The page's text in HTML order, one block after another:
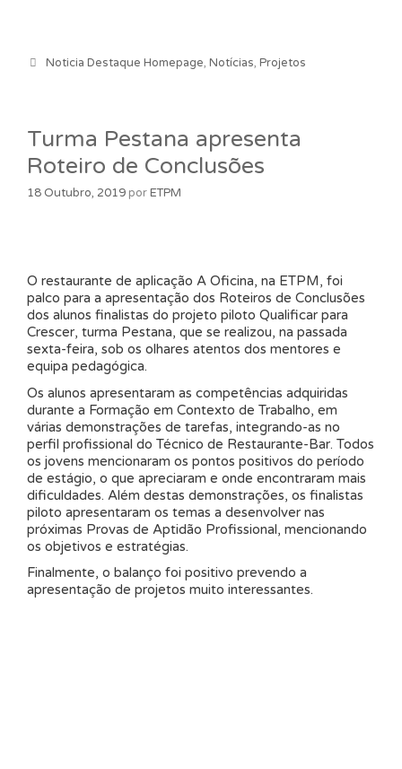
Categorias
Noticia Destaque Homepage, Notícias, Projetos
Turma Pestana apresenta
Roteiro de Conclusões
18 Outubro, 2019 porETPM
O restaurante de aplicação A Oficina, na ETPM, foi
palco para a apresentação dos Roteiros de Conclusões
dos alunos finalistas do projeto piloto Qualificar para
Crescer, turma Pestana, que se realizou, na passada
sexta-feira, sob os olhares atentos dos mentores e
equipa pedagógica.
Os alunos apresentaram as competências adquiridas
durante a Formação em Contexto de Trabalho, em
várias demonstrações de tarefas, integrando-as no
perfil profissional do Técnico de Restaurante-Bar. Todos
os jovens mencionaram os pontos positivos do período
de estágio, o que apreciaram e onde encontraram mais
dificuldades. Além destas demonstrações, os finalistas
piloto apresentaram os temas a desenvolver nas
próximas Provas de Aptidão Profissional, mencionando
os objetivos e estratégias.
Finalmente, o balanço foi positivo prevendo a
apresentação de projetos muito interessantes.